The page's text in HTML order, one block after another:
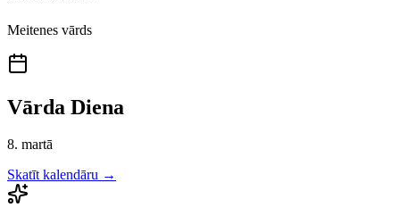
Meitenes vārds
Vārda Diena
8. martā
Skatīt kalendāru →